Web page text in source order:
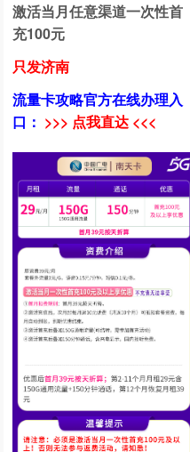
激活当月任意渠道一次性首
充100元
只发济南
流量卡攻略官方在线办理入
口： >>> 点我直达 <<<